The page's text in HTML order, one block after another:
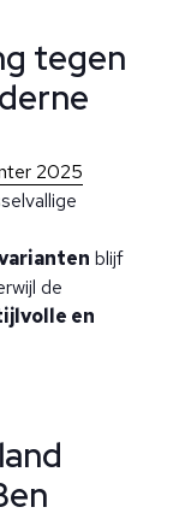
tegen
2025
blijf
de
en